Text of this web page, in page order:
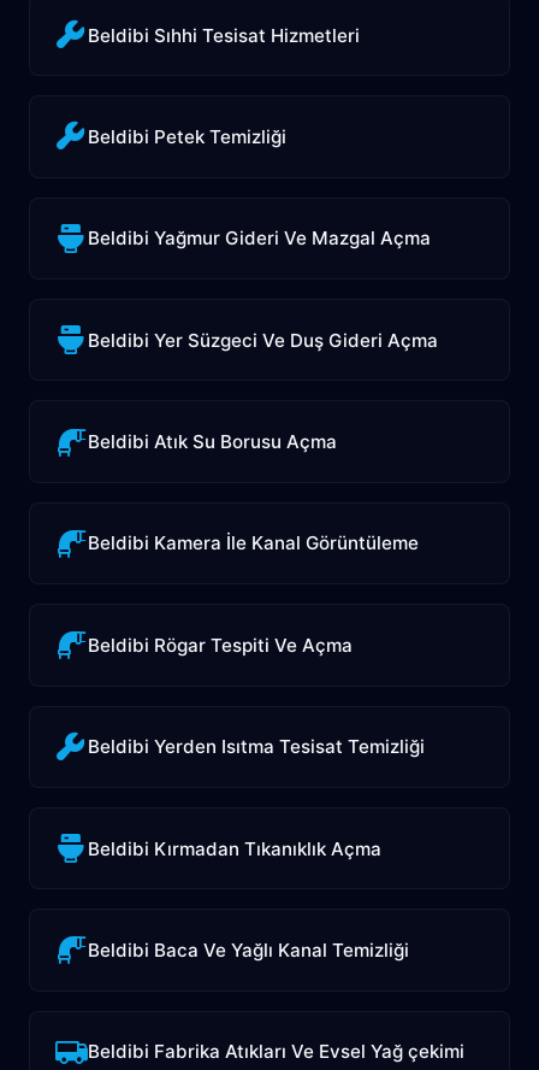
Beldibi Sıhhi Tesisat Hizmetleri
Beldibi Petek Temizliği
Beldibi Yağmur Gideri Ve Mazgal Açma
Beldibi Yer Süzgeci Ve Duş Gideri Açma
Beldibi Atık Su Borusu Açma
Beldibi Kamera İle Kanal Görüntüleme
Beldibi Rögar Tespiti Ve Açma
Beldibi Yerden Isıtma Tesisat Temizliği
Beldibi Kırmadan Tıkanıklık Açma
Beldibi Baca Ve Yağlı Kanal Temizliği
Beldibi Fabrika Atıkları Ve Evsel Yağ çekimi